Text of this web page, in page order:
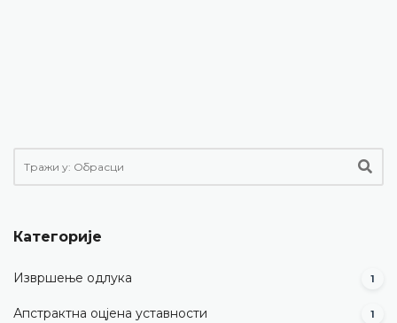
Категорије
Извршење одлука 1
Апстрактна оцјена уставности 1